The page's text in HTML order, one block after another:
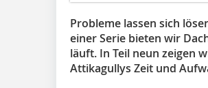
Probleme lassen sich
einer Serie bieten wir
läuft. In Teil neun zeigen
Attikagullys Zeit und